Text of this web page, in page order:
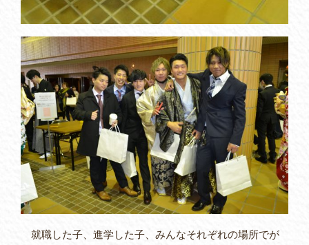
就職した子、進学した子、みんなそれぞれの場所でが